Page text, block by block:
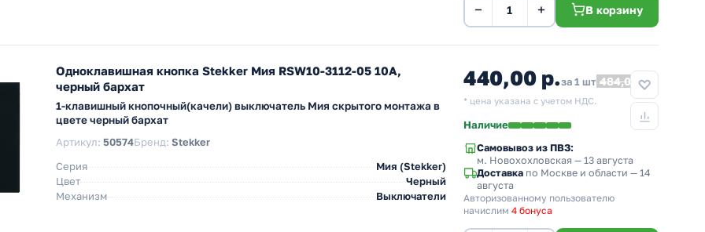
− + В корзину
Одноклавишная кнопка Stekker Мия RSW10-3112-05 10A,
черный бархат
1-клавишный кнопочный(качели) выключатель Мия скрытого монтажа в
цвете черный бархат
Артикул: 50574Бренд: Stekker
Серия
Мия (Stekker)
Цвет
Черный
Механизм
Выключатели
440,00 р.за 1 шт 484,00
* цена указана с учетом НДС.
Наличие
Самовывоз из ПВЗ:
м. Новохохловская — 13 августа
Доставка по Москве и области — 14
августа
Авторизованному пользователю
начислим 4 бонуса